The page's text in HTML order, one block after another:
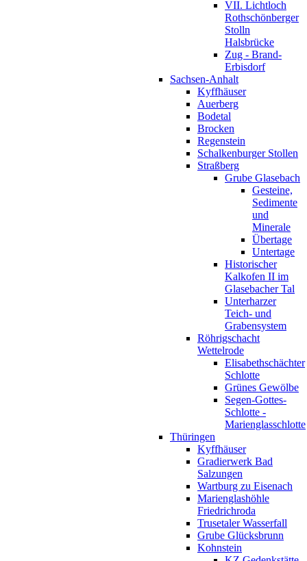
VII. Lichtloch
Rothschönberger
Stolln
Halsbrücke
Zug - Brand-
Erbisdorf
Sachsen-Anhalt
Kyffhäuser
Auerberg
Bodetal
Brocken
Regenstein
Schalkenburger Stollen
Straßberg
Grube Glasebach
Gesteine,
Sedimente
und
Minerale
Übertage
Untertage
Historischer
Kalkofen II im
Glasebacher Tal
Unterharzer
Teich- und
Grabensystem
Röhrigschacht
Wettelrode
Elisabethschächter
Schlotte
Grünes Gewölbe
Segen-Gottes-
Schlotte -
Marienglasschlotte
Thüringen
Kyffhäuser
Gradierwerk Bad
Salzungen
Wartburg zu Eisenach
Marienglashöhle
Friedrichroda
Trusetaler Wasserfall
Grube Glücksbrunn
Kohnstein